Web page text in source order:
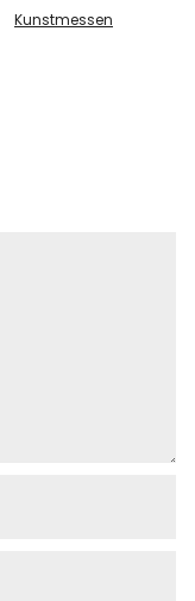
Kunstmessen